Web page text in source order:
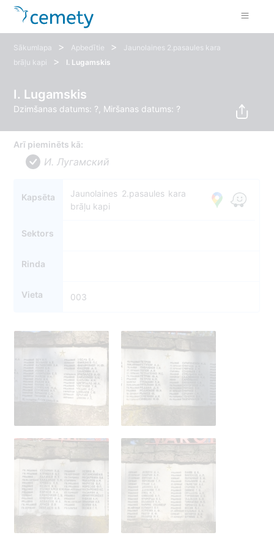
Sākumlapa > Apbedītie >
Jaunolaines 2.pasaules kara
brāļu kapi
> I. Lugamskis
I. Lugamskis
Dzimšanas datums: ?, Miršanas datums: ?
Arī pieminēts kā:
И. Лугамский
Kapsēta
Jaunolaines 2.pasaules kara
brāļu kapi
Sektors
Rinda
Vieta 003